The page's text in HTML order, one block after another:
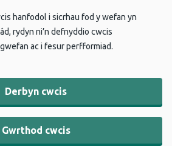
hanfodol i sicrhau fod y wefan yn
rydyn ni’n defnyddio cwcis
ac i fesur perfformiad.
Derbyn cwcis
Gwrthod cwcis